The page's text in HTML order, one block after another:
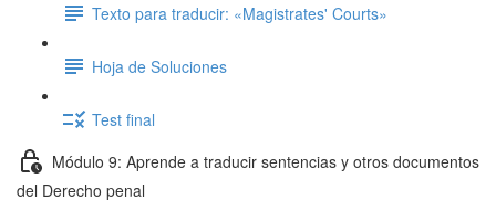
Texto para traducir: «Magistrates' Courts»
Hoja de Soluciones
Test final
Módulo 9: Aprende a traducir sentencias y otros documentos
del Derecho penal